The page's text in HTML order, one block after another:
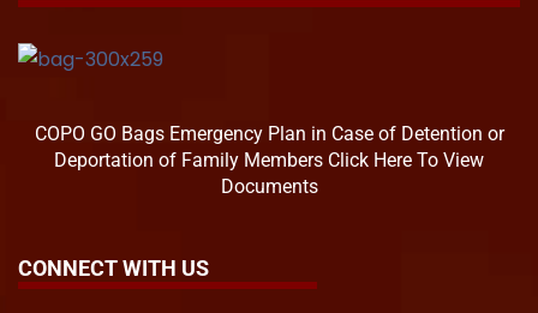
COPO GO Bags Emergency Plan in Case of Detention or
Deportation of Family Members Click Here To View
Documents
CONNECT WITH US